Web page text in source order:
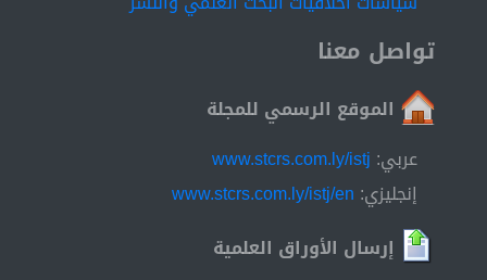
تواصل معنا
الموقع الرسمي للمجلة
عربي: www.stcrs.com.ly/istj
إنجليزي: www.stcrs.com.ly/istj/en
إرسال الأوراق العلمية